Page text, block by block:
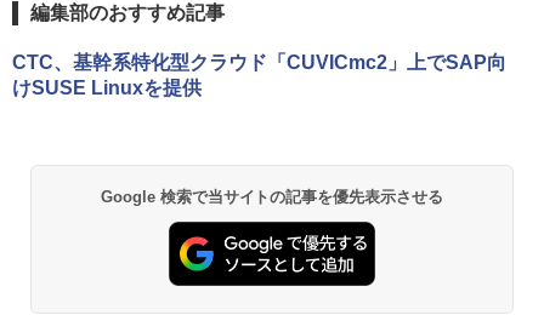
編集部のおすすめ記事
CTC、基幹系特化型クラウド「CUVICmc2」上でSAP向
けSUSE Linuxを提供
Google 検索で当サイトの記事を優先表示させる